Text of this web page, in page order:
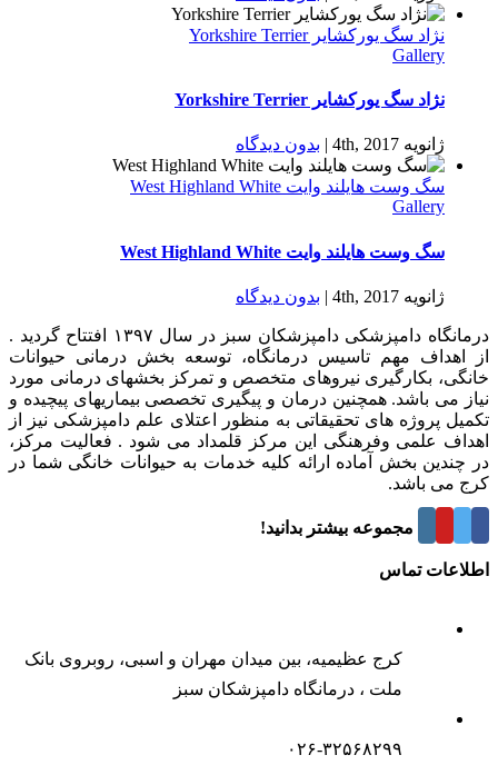
نژاد سگ یورکشایر Yorkshire Terrier
Gallery
نژاد سگ یورکشایر Yorkshire Terrier
ژانویه 4th, 2017 | بدون ديدگاه
سگ وست هایلند وایت West Highland White
Gallery
سگ وست هایلند وایت West Highland White
ژانویه 4th, 2017 | بدون ديدگاه
درمانگاه دامپزشکی دامپزشکان سبز در سال ۱۳۹۷ افتتاح گردید .
از اهداف مهم تاسیس درمانگاه، توسعه بخش درمانی حیوانات
خانگی، بکارگیری نیروهای متخصص و تمرکز بخشهای درمانی مورد
نیاز می باشد. همچنین درمان و پیگیری تخصصی بیماریهای پیچیده و
تکمیل پروژه های تحقیقاتی به منظور اعتلای علم دامپزشکی نیز از
اهداف علمی وفرهنگی این مرکز قلمداد می شود . فعالیت مرکز،
در چندین بخش آماده ارائه کلیه خدمات به حیوانات خانگی شما در
کرج می باشد.
درباره این مجموعه بیشتر بدانید!
اطلاعات تماس
کرج عظیمیه، بین میدان مهران و اسبی، روبروی بانک
ملت ، درمانگاه دامپزشکان سبز
۰۲۶-۳۲۵۶۸۲۹۹